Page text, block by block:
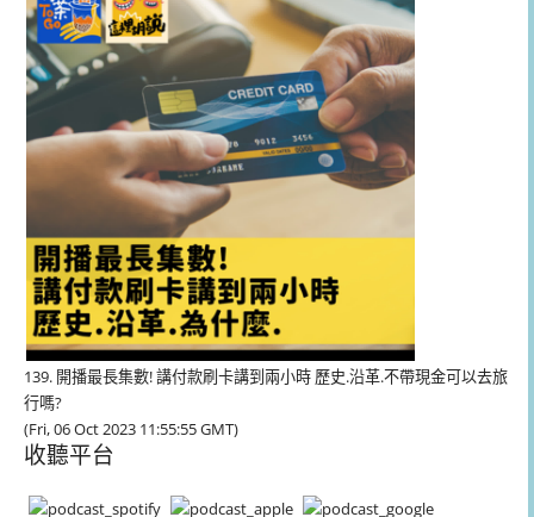
放
器
139. 開播最長集數! 講付款刷卡講到兩小時 歷史.沿革.不帶現金可以去旅
行嗎?
(Fri, 06 Oct 2023 11:55:55 GMT)
收聽平台